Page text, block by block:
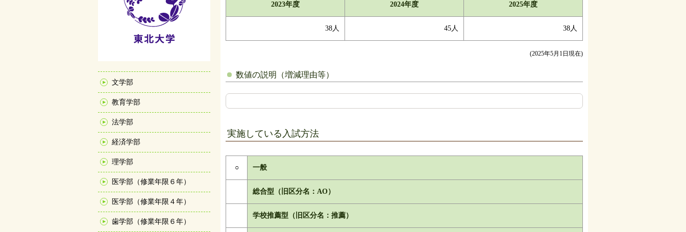
文学部
教育学部
法学部
経済学部
理学部
医学部（修業年限６年）
医学部（修業年限４年）
歯学部（修業年限６年）
2023年度 2024年度 2025年度
38人 45人 38人
(2025年5月1日現在)
数値の説明（増減理由等）
実施している入試方法
○ 一般
総合型（旧区分名：AO）
学校推薦型（旧区分名：推薦）